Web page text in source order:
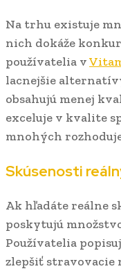
Na trhu existuje
nich dokáže
používatelia v
lacnejšie
obsahujú menej
exceluje v kvalite
mnohých
Skúsenosti
Ak hľadáte reálne
poskytujú
Používatelia
zlepšiť